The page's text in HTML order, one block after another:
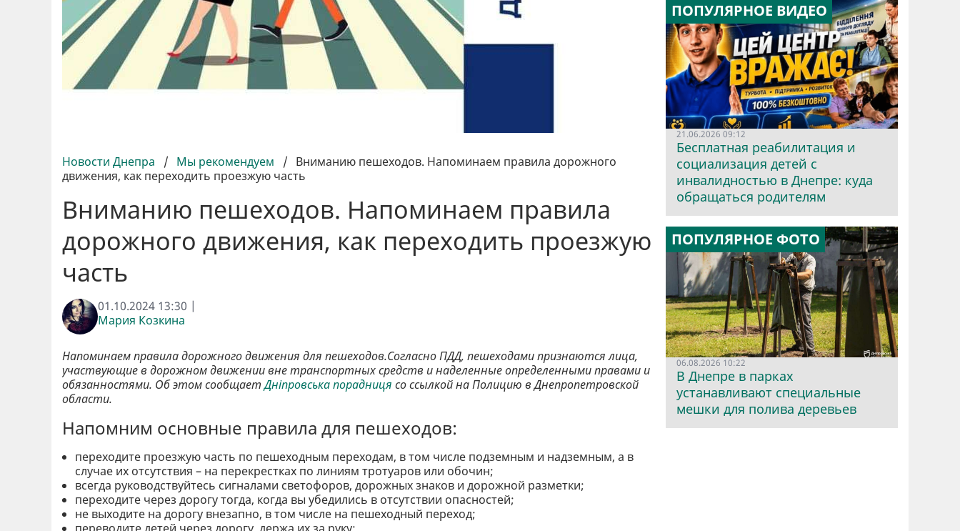
Новости Днепра / Мы рекомендуем / Вниманию пешеходов. Напоминаем правила дорожного
движения, как переходить проезжую часть
Вниманию пешеходов. Напоминаем правила
дорожного движения, как переходить проезжую
часть
01.10.2024 13:30 |
Мария Козкина
Напоминаем правила дорожного движения для пешеходов.Согласно ПДД, пешеходами признаются лица,
участвующие в дорожном движении вне транспортных средств и наделенные определенными правами и
обязанностями. Об этом сообщаетДніпровська порадниця со ссылкой на Полицию в Днепропетровской
области.
Напомним основные правила для пешеходов:
переходите проезжую часть по пешеходным переходам, в том числе подземным и надземным, а в
случае их отсутствия – на перекрестках по линиям тротуаров или обочин;
всегда руководствуйтесь сигналами светофоров, дорожных знаков и дорожной разметки;
переходите через дорогу тогда, когда вы убедились в отсутствии опасностей;
не выходите на дорогу внезапно, в том числе на пешеходный переход;
ПОПУЛЯРНОЕ ВИДЕО
21.06.2026 09:12
Бесплатная реабилитация и
социализация детей с
инвалидностью в Днепре: куда
обращаться родителям
ПОПУЛЯРНОЕ ФОТО
06.08.2026 10:22
В Днепре в парках
устанавливают специальные
мешки для полива деревьев